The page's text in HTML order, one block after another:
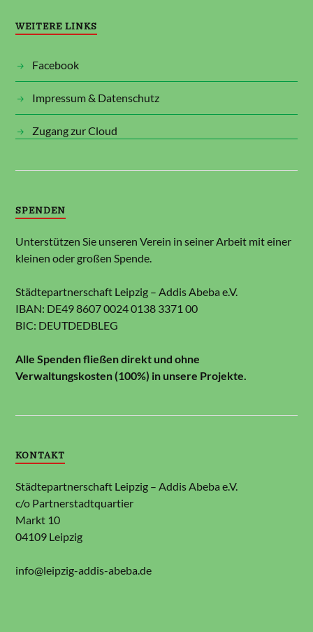
WEITERE LINKS
Facebook
Impressum & Datenschutz
Zugang zur Cloud
SPENDEN
Unterstützen Sie unseren Verein in seiner Arbeit mit einer
kleinen oder großen Spende.
Städtepartnerschaft Leipzig – Addis Abeba e.V.
IBAN: DE49 8607 0024 0138 3371 00
BIC: DEUTDEDBLEG
Alle Spenden fließen direkt und ohne
Verwaltungskosten (100%) in unsere Projekte.
KONTAKT
Städtepartnerschaft Leipzig – Addis Abeba e.V.
c/o Partnerstadtquartier
Markt 10
04109 Leipzig
info@leipzig-addis-abeba.de